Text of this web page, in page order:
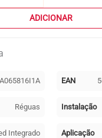
ADICIONAR
A065816I1A EAN
Réguas Instalação
Integrado Aplicação